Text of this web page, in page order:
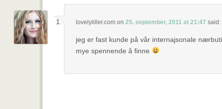
lovelyliller.comon 25. september, 2011 at 21:47 said:
jeg er fast kunde på vår internajsonale
mye spennende å finne